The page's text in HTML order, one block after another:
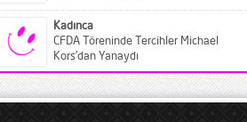
Kadınca
CFDA Töreninde Tercihler Michael
Kors’dan Yanaydı